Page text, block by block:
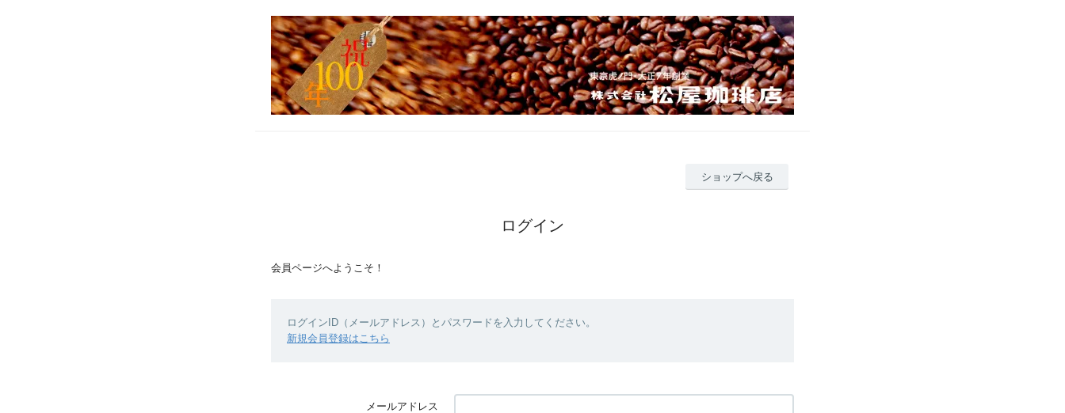
ショップへ戻る
ログイン
会員ページへようこそ！
ログインID（メールアドレス）とパスワードを入力してください。
新規会員登録はこちら
メールアドレス